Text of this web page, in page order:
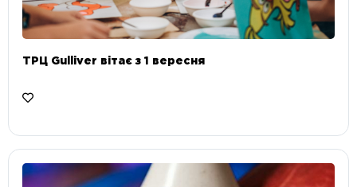
ТРЦ Gulliver вітає з 1 вересня